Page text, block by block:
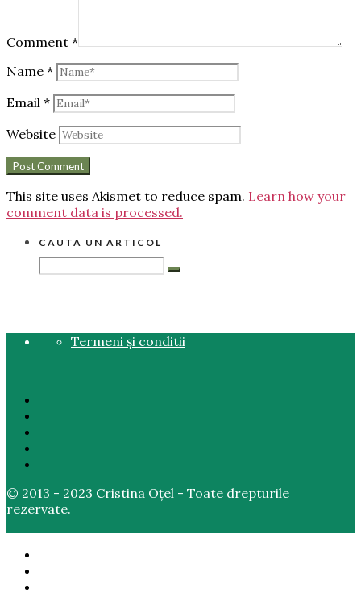
Comment *
Name *
Email *
Website
This site uses Akismet to reduce spam. Learn how your
comment data is processed.
CAUTA UN ARTICOL
Termeni și conditii
© 2013 - 2023 Cristina Oțel - Toate drepturile
rezervate.